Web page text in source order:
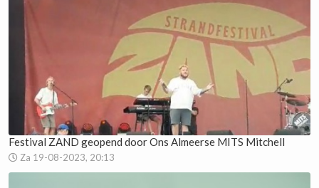
Festival ZAND geopend door Ons Almeerse MITS Mitchell
Za 19-08-2023, 20:13